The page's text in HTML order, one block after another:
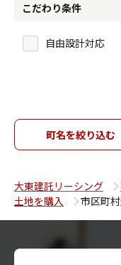
こだわり条件
自由設計対応
町名を絞り込む
大東建託リーシング
土地を購入
市区町